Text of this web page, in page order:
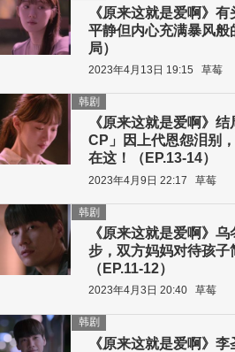
《原来这就是爱啊》
平静但内心充满暴风般
局）
2023年4月13日 19:15 草莓
《原来这就是爱啊》
CP」因上代恩怨泪别
在这！（EP.13-14）
韩剧
2023年4月9日 22:17 草莓
《原来这就是爱啊》
步，双方妈妈对待孩子
（EP.11-12）
韩剧
2023年4月3日 20:40 草莓
《原来这就是爱啊》
韩剧